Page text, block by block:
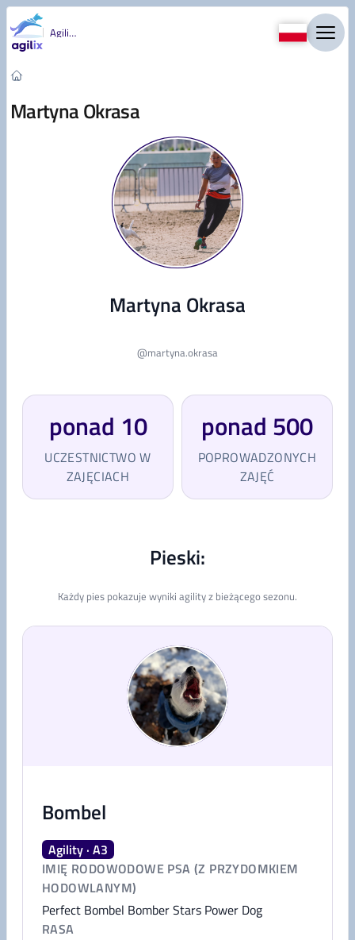
Przejdź do treści
Agility
Martyna Okrasa
Martyna Okrasa
@martyna.okrasa
ponad 10
UCZESTNICTWO W
ZAJĘCIACH
ponad 500
POPROWADZONYCH
ZAJĘĆ
Pieski:
Każdy pies pokazuje wyniki agility z bieżącego sezonu.
Bombel
Agility · A3
IMIĘ RODOWODOWE PSA (Z PRZYDOMKIEM
HODOWLANYM)
Perfect Bombel Bomber Stars Power Dog
RASA